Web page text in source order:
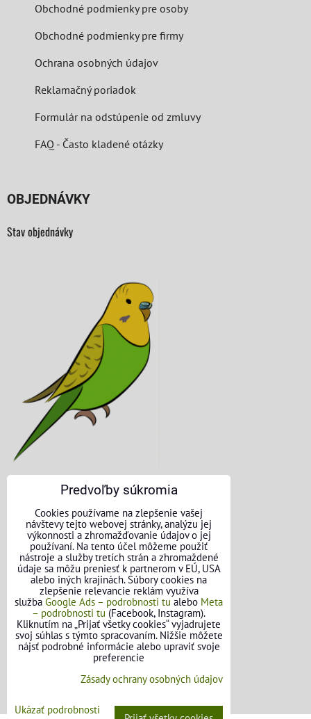
Obchodné podmienky pre osoby
Obchodné podmienky pre firmy
Ochrana osobných údajov
Reklamačný poriadok
Formulár na odstúpenie od zmluvy
FAQ - Často kladené otázky
OBJEDNÁVKY
Stav objednávky
KONTAKTNÉ ÚDAJE
O nás
Kontakt
Požičovňa náradia
Názory našich zákazníkov
Mapa stránok
SLEDUJTE NÁS
Facebook
Predvoľby súkromia
Cookies používame na zlepšenie vašej
návštevy tejto webovej stránky, analýzu jej
výkonnosti a zhromažďovanie údajov o jej
používaní. Na tento účel môžeme použiť
nástroje a služby tretích strán a zhromaždené
údaje sa môžu preniesť k partnerom v EÚ, USA
alebo iných krajinách. Súbory cookies na
zlepšenie relevancie reklám využíva
služba Google Ads – podrobnosti tu alebo Meta
– podrobnosti tu (Facebook, Instagram).
Kliknutím na „Prijať všetky cookies“ vyjadrujete
svoj súhlas s týmto spracovaním. Nižšie môžete
nájsť podrobné informácie alebo upraviť svoje
preferencie
Zásady ochrany osobných údajov
Ukázať podrobnosti